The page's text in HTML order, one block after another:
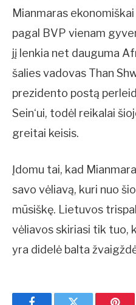
Mianmaras
pagal BVP vienam
jį lenkia net dauguma
šalies vadovas Than
prezidento postą
Sein‘ui, todėl reikalai
greitai keisis.
Įdomu tai, kad
savo vėliavą, kuri nuo
mūsiškę. Lietuvos
vėliavos skiriasi tik tuo,
yra didelė balta